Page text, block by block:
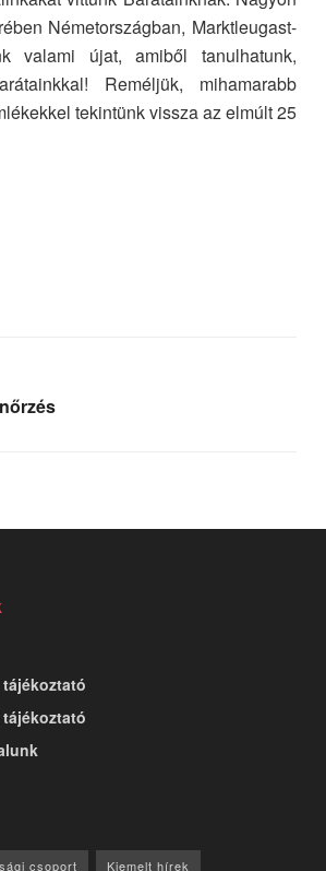
Németországban, Marktleugast-
valami újat, amiből tanulhatunk,
Reméljük, mihamarabb
tekintünk vissza az elmúlt 25
csoport Kiemelt hírek